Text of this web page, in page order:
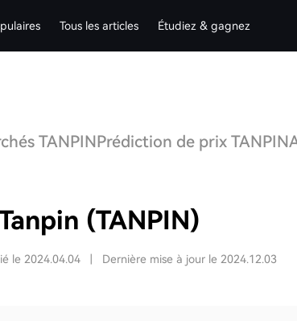
Tous les articles Étudiez & gagnez
TANPINPrédiction de prix TANPIN
(TANPIN)
le 2024.04.04 Dernière mise à jour le 2024.12.03